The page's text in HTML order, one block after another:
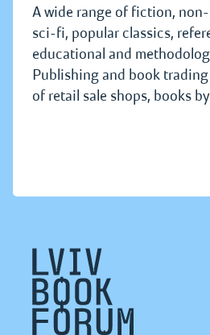
A wide range of fiction,
sci-fi, popular classics,
educational and
Publishing and book
of retail sale shops, books